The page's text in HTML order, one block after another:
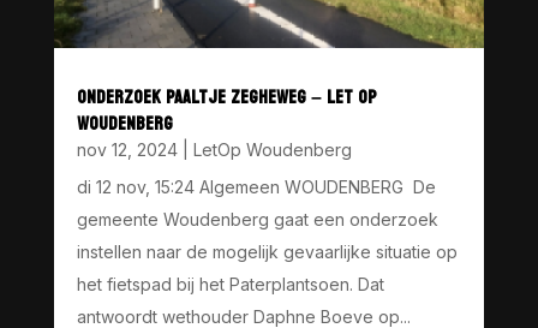
ONDERZOEK PAALTJE ZEGHEWEG – LET OP
WOUDENBERG
nov 12, 2024| LetOp Woudenberg
di 12 nov, 15:24 Algemeen WOUDENBERG De
gemeente Woudenberg gaat een onderzoek
instellen naar de mogelijk gevaarlijke situatie op
het fietspad bij het Paterplantsoen. Dat
antwoordt wethouder Daphne Boeve op...